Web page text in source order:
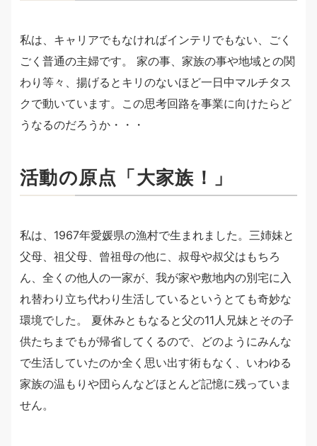
私は、キャリアでもなければインテリでもない、ごく
ごく普通の主婦です。 家の事、家族の事や地域との関
わり等々、揚げるとキリのないほど一日中マルチタス
クで動いています。この思考回路を事業に向けたらど
うなるのだろうか・・・
活動の原点「大家族！」
私は、1967年愛媛県の漁村で生まれました。三姉妹と
父母、祖父母、曾祖母の他に、叔母や叔父はもちろ
ん、全くの他人の一家が、我が家や敷地内の別宅に入
れ替わり立ち代わり生活しているというとても奇妙な
環境でした。 夏休みともなると父の11人兄妹とその子
供たちまでもが帰省してくるので、どのようにみんな
で生活していたのか全く思い出す術もなく、いわゆる
家族の温もりや団らんなどほとんど記憶に残っていま
せん。